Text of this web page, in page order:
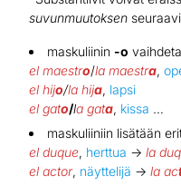
suvunmuutoksen
maskuliinin -o
el maestro/la maestra,
el hijo/la hija, lapsi
el gato/la gata, kissa …
maskuliiniin lisätään
el duque, herttua → la
el actor, näyttelijä → la ac